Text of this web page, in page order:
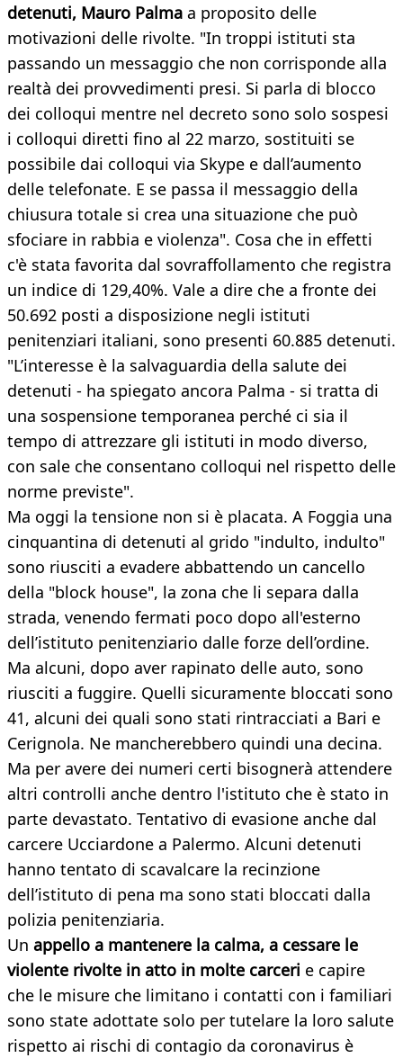
detenuti, Mauro Palma a proposito delle
motivazioni delle rivolte. "In troppi istituti sta
passando un messaggio che non corrisponde alla
realtà dei provvedimenti presi. Si parla di blocco
dei colloqui mentre nel decreto sono solo sospesi
i colloqui diretti fino al 22 marzo, sostituiti se
possibile dai colloqui via Skype e dall’aumento
delle telefonate. E se passa il messaggio della
chiusura totale si crea una situazione che può
sfociare in rabbia e violenza". Cosa che in effetti
c'è stata favorita dal sovraffollamento che registra
un indice di 129,40%. Vale a dire che a fronte dei
50.692 posti a disposizione negli istituti
penitenziari italiani, sono presenti 60.885 detenuti.
"L’interesse è la salvaguardia della salute dei
detenuti - ha spiegato ancora Palma - si tratta di
una sospensione temporanea perché ci sia il
tempo di attrezzare gli istituti in modo diverso,
con sale che consentano colloqui nel rispetto delle
norme previste".
Ma oggi la tensione non si è placata. A Foggia una
cinquantina di detenuti al grido "indulto, indulto"
sono riusciti a evadere abbattendo un cancello
della "block house", la zona che li separa dalla
strada, venendo fermati poco dopo all'esterno
dell’istituto penitenziario dalle forze dell’ordine.
Ma alcuni, dopo aver rapinato delle auto, sono
riusciti a fuggire. Quelli sicuramente bloccati sono
41, alcuni dei quali sono stati rintracciati a Bari e
Cerignola. Ne mancherebbero quindi una decina.
Ma per avere dei numeri certi bisognerà attendere
altri controlli anche dentro l'istituto che è stato in
parte devastato. Tentativo di evasione anche dal
carcere Ucciardone a Palermo. Alcuni detenuti
hanno tentato di scavalcare la recinzione
dell’istituto di pena ma sono stati bloccati dalla
polizia penitenziaria.
Un appello a mantenere la calma, a cessare le
violente rivolte in atto in molte carceri e capire
che le misure che limitano i contatti con i familiari
sono state adottate solo per tutelare la loro salute
rispetto ai rischi di contagio da coronavirus è